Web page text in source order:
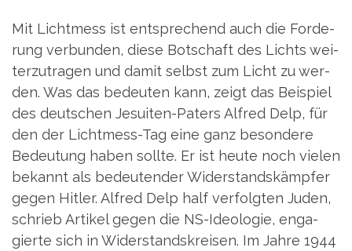
Mit Licht­mess ist ent­spre­chend auch die For­de­
rung ver­bun­den, die­se Bot­schaft des Lichts wei­
ter­zu­tra­gen und damit selbst zum Licht zu wer­
den. Was das bedeu­ten kann, zeigt das Bei­spiel
des deut­schen Jesui­ten-Paters Alfred Delp, für
den der Licht­mess-Tag eine ganz beson­de­re
Bedeu­tung haben soll­te. Er ist heu­te noch vie­len
bekannt als bedeu­ten­der Wider­stands­kämp­fer
gegen Hit­ler. Alfred Delp half ver­folg­ten Juden,
schrieb Arti­kel gegen die NS-Ideo­lo­gie, enga­
gier­te sich in Wider­stands­krei­sen. Im Jah­re 1944